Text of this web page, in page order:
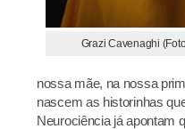
Grazi Cavenaghi
nossa mãe, na nossa
nascem as historinhas
Neurociência já apontam